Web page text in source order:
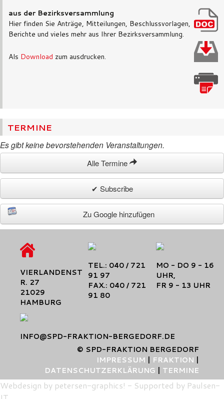
aus der Bezirksversammlung
Hier finden Sie Anträge, Mitteilungen, Beschlussvorlagen,
Berichte und vieles mehr aus Ihrer Bezirksversammlung.
Als Download zum ausdrucken.
TERMINE
Es gibt keine bevorstehenden Veranstaltungen.
Alle Termine
✔ Subscribe
Zu Google hinzufügen
VIERLANDENST
R. 27
21029
HAMBURG
TEL.: 040 / 721
91 97
FAX.: 040 / 721
91 80
MO - DO 9 - 16
UHR,
FR 9 - 13 UHR
INFO@SPD-FRAKTION-BERGEDORF.DE
© SPD-FRAKTION BERGEDORF
IMPRESSUM
FRAKTION
DATENSCHUTZERKLÄRUNG
TERMINE
Webdesign by petersen-graphics! - Supported by Paulsen-